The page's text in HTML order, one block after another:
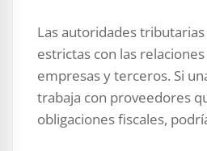
Las autoridades
estrictas con las
empresas y terceros. Si
trabaja con proveedores
obligaciones fiscales,